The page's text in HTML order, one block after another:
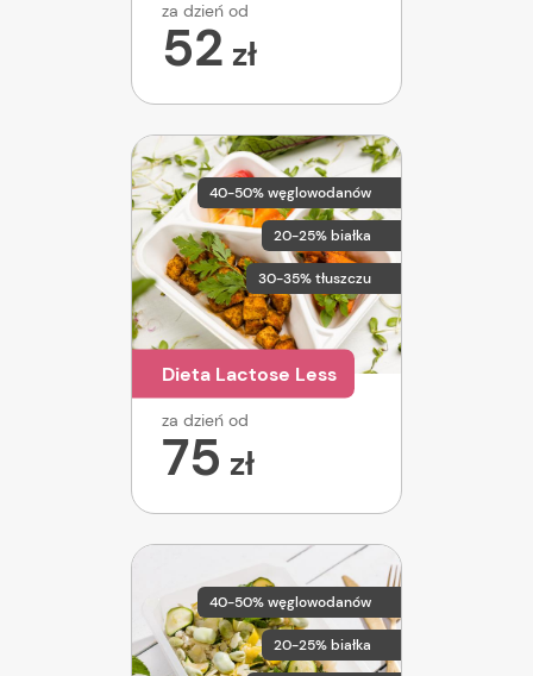
za dzień od
52 zł
40-50% węglowodanów
20-25% białka
30-35% tłuszczu
Dieta Lactose Less
za dzień od
75 zł
40-50% węglowodanów
20-25% białka